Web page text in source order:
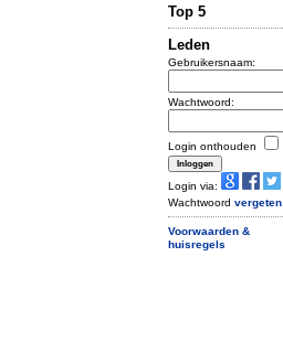
Top 5
Leden
Gebruikersnaam:
Wachtwoord:
Login onthouden
Login via:
Wachtwoord vergeten
Voorwaarden &
huisregels